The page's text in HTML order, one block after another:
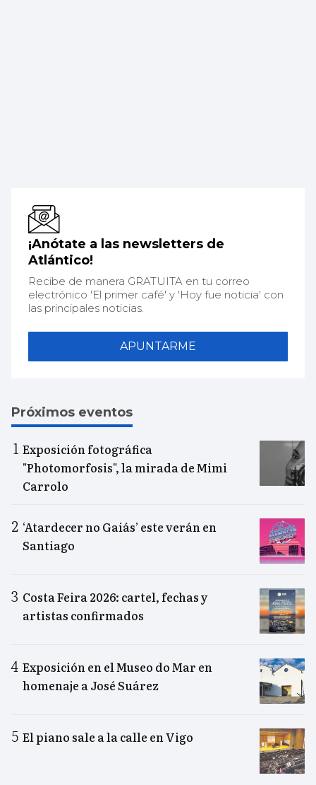
¡Anótate a las newsletters de
Atlántico!
Recibe de manera GRATUITA en tu correo
electrónico 'El primer café' y 'Hoy fue noticia' con
las principales noticias.
APUNTARME
Próximos eventos
Exposición fotográfica
"Photomorfosis", la mirada de Mimi
Carrolo
‘Atardecer no Gaiás’ este verán en
Santiago
Costa Feira 2026: cartel, fechas y
artistas confirmados
Exposición en el Museo do Mar en
homenaje a José Suárez
El piano sale a la calle en Vigo